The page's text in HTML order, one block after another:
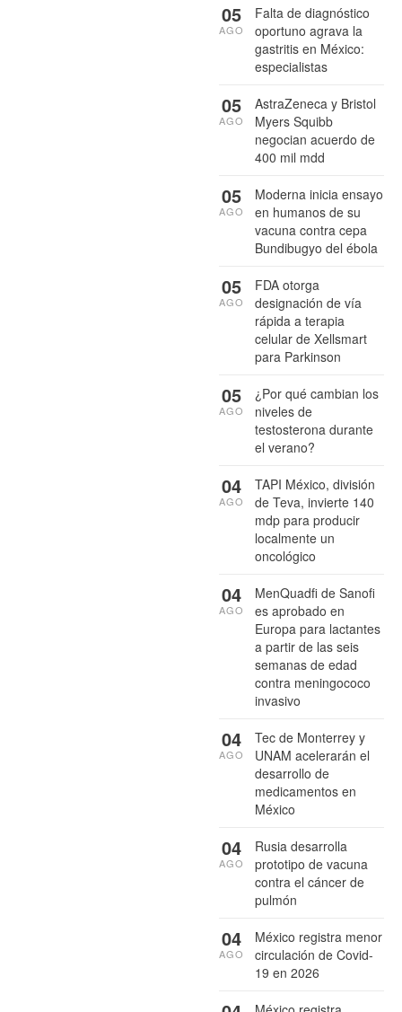
Falta de diagnóstico
oportuno agrava la
gastritis en México:
especialistas
05
AGO
AstraZeneca y Bristol
Myers Squibb
negocian acuerdo de
400 mil mdd
05
AGO
Moderna inicia ensayo
en humanos de su
vacuna contra cepa
Bundibugyo del ébola
05
AGO
FDA otorga
designación de vía
rápida a terapia
celular de Xellsmart
para Parkinson
05
AGO
¿Por qué cambian los
niveles de
testosterona durante
el verano?
05
AGO
TAPI México, división
de Teva, invierte 140
mdp para producir
localmente un
oncológico
04
AGO
MenQuadfi de Sanofi
es aprobado en
Europa para lactantes
a partir de las seis
semanas de edad
contra meningococo
invasivo
04
AGO
Tec de Monterrey y
UNAM acelerarán el
desarrollo de
medicamentos en
México
04
AGO
Rusia desarrolla
prototipo de vacuna
contra el cáncer de
pulmón
04
AGO
México registra menor
circulación de Covid-
19 en 2026
04
AGO